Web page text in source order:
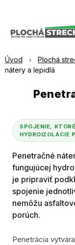
Úvod Plochá
nátery a lepidlá
SPOJENIE,
HYDROIZOLÁCIE
Penetračné
fungujúcej
je pripraviť
spojenie
nemôžu
porúch.
Penetrácia